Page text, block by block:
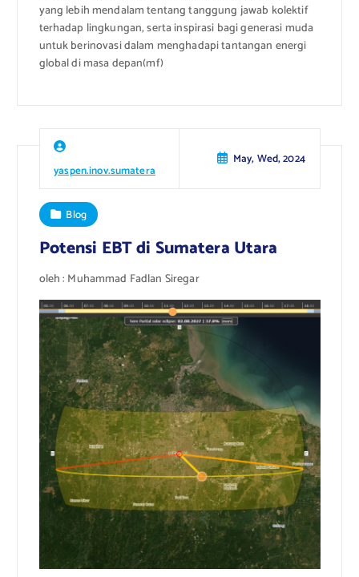
yang lebih mendalam tentang tanggung jawab kolektif
terhadap lingkungan, serta inspirasi bagi generasi muda
untuk berinovasi dalam menghadapi tantangan energi
global di masa depan(mf)
yaspen.inov.sumatera
May, Wed, 2024
Blog
Potensi EBT di Sumatera Utara
oleh : Muhammad Fadlan Siregar